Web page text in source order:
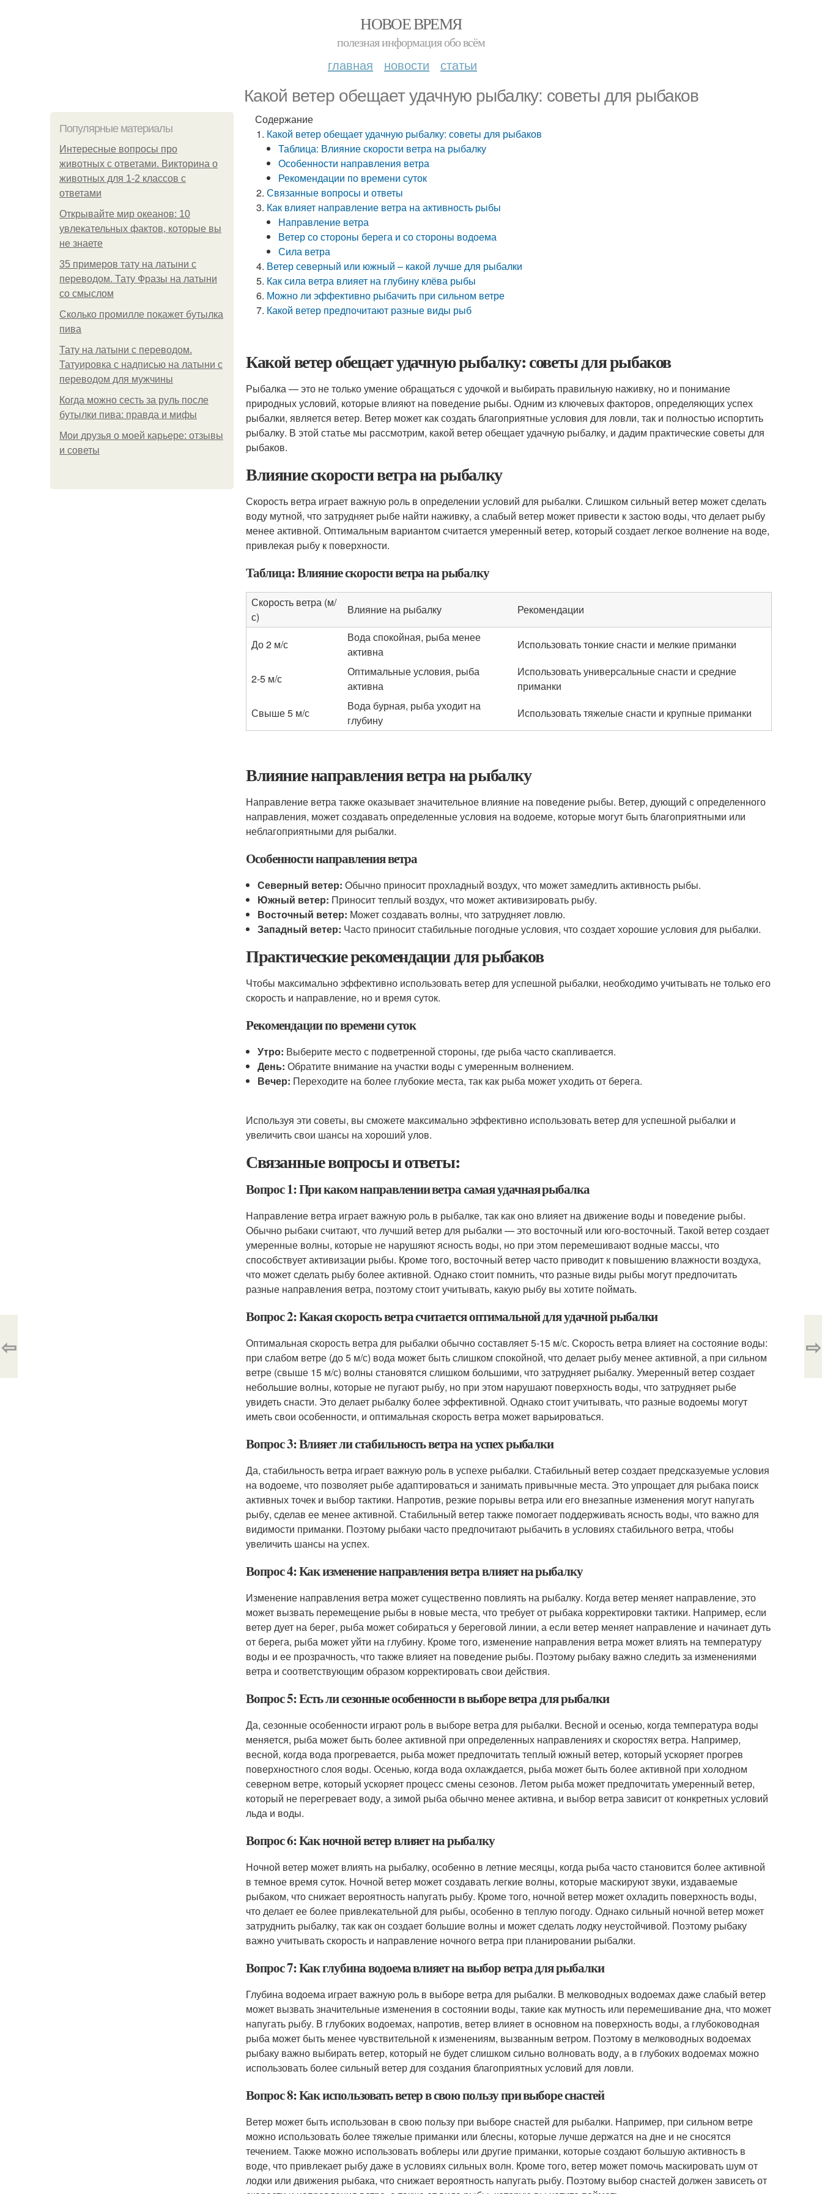
НОВОЕ ВРЕМЯ
полезная информация обо всём
главная новости статьи
Какой ветер обещает удачную рыбалку: советы для рыбаков
Популярные материалы
Интересные вопросы про
животных с ответами. Викторина о
животных для 1-2 классов с
ответами
Открывайте мир океанов: 10
увлекательных фактов, которые вы
не знаете
35 примеров тату на латыни с
переводом. Тату Фразы на латыни
со смыслом
Сколько промилле покажет бутылка
пива
Тату на латыни с переводом.
Татуировка с надписью на латыни с
переводом для мужчины
Когда можно сесть за руль после
бутылки пива: правда и мифы
Мои друзья о моей карьере: отзывы
и советы
Содержание
Какой ветер обещает удачную рыбалку: советы для рыбаков
Таблица: Влияние скорости ветра на рыбалку
Особенности направления ветра
Рекомендации по времени суток
Связанные вопросы и ответы
Как влияет направление ветра на активность рыбы
Направление ветра
Ветер со стороны берега и со стороны водоема
Сила ветра
Ветер северный или южный – какой лучше для рыбалки
Как сила ветра влияет на глубину клёва рыбы
Можно ли эффективно рыбачить при сильном ветре
Какой ветер предпочитают разные виды рыб
Какой ветер обещает удачную рыбалку: советы для рыбаков
Рыбалка — это не только умение обращаться с удочкой и выбирать правильную наживку, но и понимание
природных условий, которые влияют на поведение рыбы. Одним из ключевых факторов, определяющих успех
рыбалки, является ветер. Ветер может как создать благоприятные условия для ловли, так и полностью испортить
рыбалку. В этой статье мы рассмотрим, какой ветер обещает удачную рыбалку, и дадим практические советы для
рыбаков.
Влияние скорости ветра на рыбалку
Скорость ветра играет важную роль в определении условий для рыбалки. Слишком сильный ветер может сделать
воду мутной, что затрудняет рыбе найти наживку, а слабый ветер может привести к застою воды, что делает рыбу
менее активной. Оптимальным вариантом считается умеренный ветер, который создает легкое волнение на воде,
привлекая рыбу к поверхности.
Таблица: Влияние скорости ветра на рыбалку
Скорость ветра (м/
с)
Влияние на рыбалку Рекомендации
До 2 м/с
Вода спокойная, рыба менее
активна
Использовать тонкие снасти и мелкие приманки
2-5 м/с
Оптимальные условия, рыба
активна
Использовать универсальные снасти и средние
приманки
Свыше 5 м/с
Вода бурная, рыба уходит на
глубину
Использовать тяжелые снасти и крупные приманки
Влияние направления ветра на рыбалку
Направление ветра также оказывает значительное влияние на поведение рыбы. Ветер, дующий с определенного
направления, может создавать определенные условия на водоеме, которые могут быть благоприятными или
неблагоприятными для рыбалки.
Особенности направления ветра
Северный ветер: Обычно приносит прохладный воздух, что может замедлить активность рыбы.
Южный ветер: Приносит теплый воздух, что может активизировать рыбу.
Восточный ветер: Может создавать волны, что затрудняет ловлю.
Западный ветер: Часто приносит стабильные погодные условия, что создает хорошие условия для рыбалки.
Практические рекомендации для рыбаков
Чтобы максимально эффективно использовать ветер для успешной рыбалки, необходимо учитывать не только его
скорость и направление, но и время суток.
Рекомендации по времени суток
Утро: Выберите место с подветренной стороны, где рыба часто скапливается.
День: Обратите внимание на участки воды с умеренным волнением.
Вечер: Переходите на более глубокие места, так как рыба может уходить от берега.
Используя эти советы, вы сможете максимально эффективно использовать ветер для успешной рыбалки и
увеличить свои шансы на хороший улов.
Связанные вопросы и ответы:
Вопрос 1: При каком направлении ветра самая удачная рыбалка
Направление ветра играет важную роль в рыбалке, так как оно влияет на движение воды и поведение рыбы.
Обычно рыбаки считают, что лучший ветер для рыбалки — это восточный или юго-восточный. Такой ветер создает
умеренные волны, которые не нарушяют ясность воды, но при этом перемешивают водные массы, что
способствует активизации рыбы. Кроме того, восточный ветер часто приводит к повышению влажности воздуха,
что может сделать рыбу более активной. Однако стоит помнить, что разные виды рыбы могут предпочитать
разные направления ветра, поэтому стоит учитывать, какую рыбу вы хотите поймать.
Вопрос 2: Какая скорость ветра считается оптимальной для удачной рыбалки
Оптимальная скорость ветра для рыбалки обычно составляет 5-15 м/с. Скорость ветра влияет на состояние воды:
при слабом ветре (до 5 м/с) вода может быть слишком спокойной, что делает рыбу менее активной, а при сильном
ветре (свыше 15 м/с) волны становятся слишком большими, что затрудняет рыбалку. Умеренный ветер создает
небольшие волны, которые не пугают рыбу, но при этом нарушают поверхность воды, что затрудняет рыбе
увидеть снасти. Это делает рыбалку более эффективной. Однако стоит учитывать, что разные водоемы могут
иметь свои особенности, и оптимальная скорость ветра может варьироваться.
Вопрос 3: Влияет ли стабильность ветра на успех рыбалки
Да, стабильность ветра играет важную роль в успехе рыбалки. Стабильный ветер создает предсказуемые условия
на водоеме, что позволяет рыбе адаптироваться и занимать привычные места. Это упрощает для рыбака поиск
активных точек и выбор тактики. Напротив, резкие порывы ветра или его внезапные изменения могут напугать
рыбу, сделав ее менее активной. Стабильный ветер также помогает поддерживать ясность воды, что важно для
видимости приманки. Поэтому рыбаки часто предпочитают рыбачить в условиях стабильного ветра, чтобы
увеличить шансы на успех.
Вопрос 4: Как изменение направления ветра влияет на рыбалку
Изменение направления ветра может существенно повлиять на рыбалку. Когда ветер меняет направление, это
может вызвать перемещение рыбы в новые места, что требует от рыбака корректировки тактики. Например, если
ветер дует на берег, рыба может собираться у береговой линии, а если ветер меняет направление и начинает дуть
от берега, рыба может уйти на глубину. Кроме того, изменение направления ветра может влиять на температуру
воды и ее прозрачность, что также влияет на поведение рыбы. Поэтому рыбаку важно следить за изменениями
ветра и соответствующим образом корректировать свои действия.
Вопрос 5: Есть ли сезонные особенности в выборе ветра для рыбалки
Да, сезонные особенности играют роль в выборе ветра для рыбалки. Весной и осенью, когда температура воды
меняется, рыба может быть более активной при определенных направлениях и скоростях ветра. Например,
весной, когда вода прогревается, рыба может предпочитать теплый южный ветер, который ускоряет прогрев
поверхностного слоя воды. Осенью, когда вода охлаждается, рыба может быть более активной при холодном
северном ветре, который ускоряет процесс смены сезонов. Летом рыба может предпочитать умеренный ветер,
который не перегревает воду, а зимой рыба обычно менее активна, и выбор ветра зависит от конкретных условий
льда и воды.
Вопрос 6: Как ночной ветер влияет на рыбалку
Ночной ветер может влиять на рыбалку, особенно в летние месяцы, когда рыба часто становится более активной
в темное время суток. Ночной ветер может создавать легкие волны, которые маскируют звуки, издаваемые
рыбаком, что снижает вероятность напугать рыбу. Кроме того, ночной ветер может охладить поверхность воды,
что делает ее более привлекательной для рыбы, особенно в теплую погоду. Однако сильный ночной ветер может
затруднить рыбалку, так как он создает большие волны и может сделать лодку неустойчивой. Поэтому рыбаку
важно учитывать скорость и направление ночного ветра при планировании рыбалки.
Вопрос 7: Как глубина водоема влияет на выбор ветра для рыбалки
Глубина водоема играет важную роль в выборе ветра для рыбалки. В мелководных водоемах даже слабый ветер
может вызвать значительные изменения в состоянии воды, такие как мутность или перемешивание дна, что может
напугать рыбу. В глубоких водоемах, напротив, ветер влияет в основном на поверхность воды, а глубоководная
рыба может быть менее чувствительной к изменениям, вызванным ветром. Поэтому в мелководных водоемах
рыбаку важно выбирать ветер, который не будет слишком сильно волновать воду, а в глубоких водоемах можно
использовать более сильный ветер для создания благоприятных условий для ловли.
Вопрос 8: Как использовать ветер в свою пользу при выборе снастей
Ветер может быть использован в свою пользу при выборе снастей для рыбалки. Например, при сильном ветре
можно использовать более тяжелые приманки или блесны, которые лучше держатся на дне и не сносятся
течением. Также можно использовать воблеры или другие приманки, которые создают большую активность в
воде, что привлекает рыбу даже в условиях сильных волн. Кроме того, ветер может помочь маскировать шум от
лодки или движения рыбака, что снижает вероятность напугать рыбу. Поэтому выбор снастей должен зависеть от
⇦ ⇨